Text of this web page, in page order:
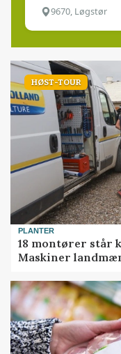
9670, Løgstør
HØST-TOUR
PLANTER
18 montører står
Maskiner